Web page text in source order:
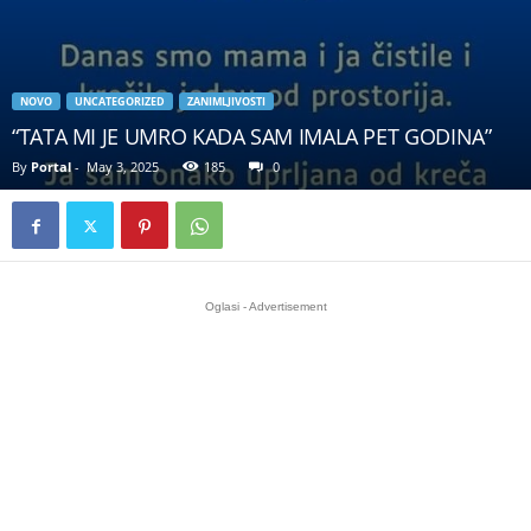
NOVO UNCATEGORIZED ZANIMLJIVOSTI
“TATA MI JE UMRO KADA SAM IMALA PET GODINA”
By Portal- May 3, 2025 185 0
Oglasi - Advertisement